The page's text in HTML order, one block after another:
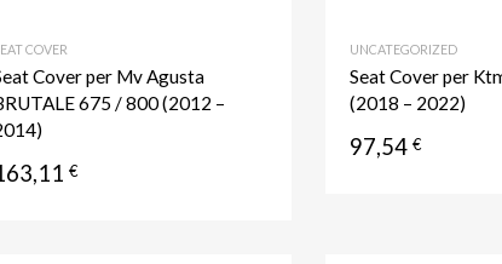
COVER
Cover per Mv Agusta
675 / 800 (2012 –
€
UNCATEGORIZED
Seat Cover per
(2018 – 2022)
97,54 €